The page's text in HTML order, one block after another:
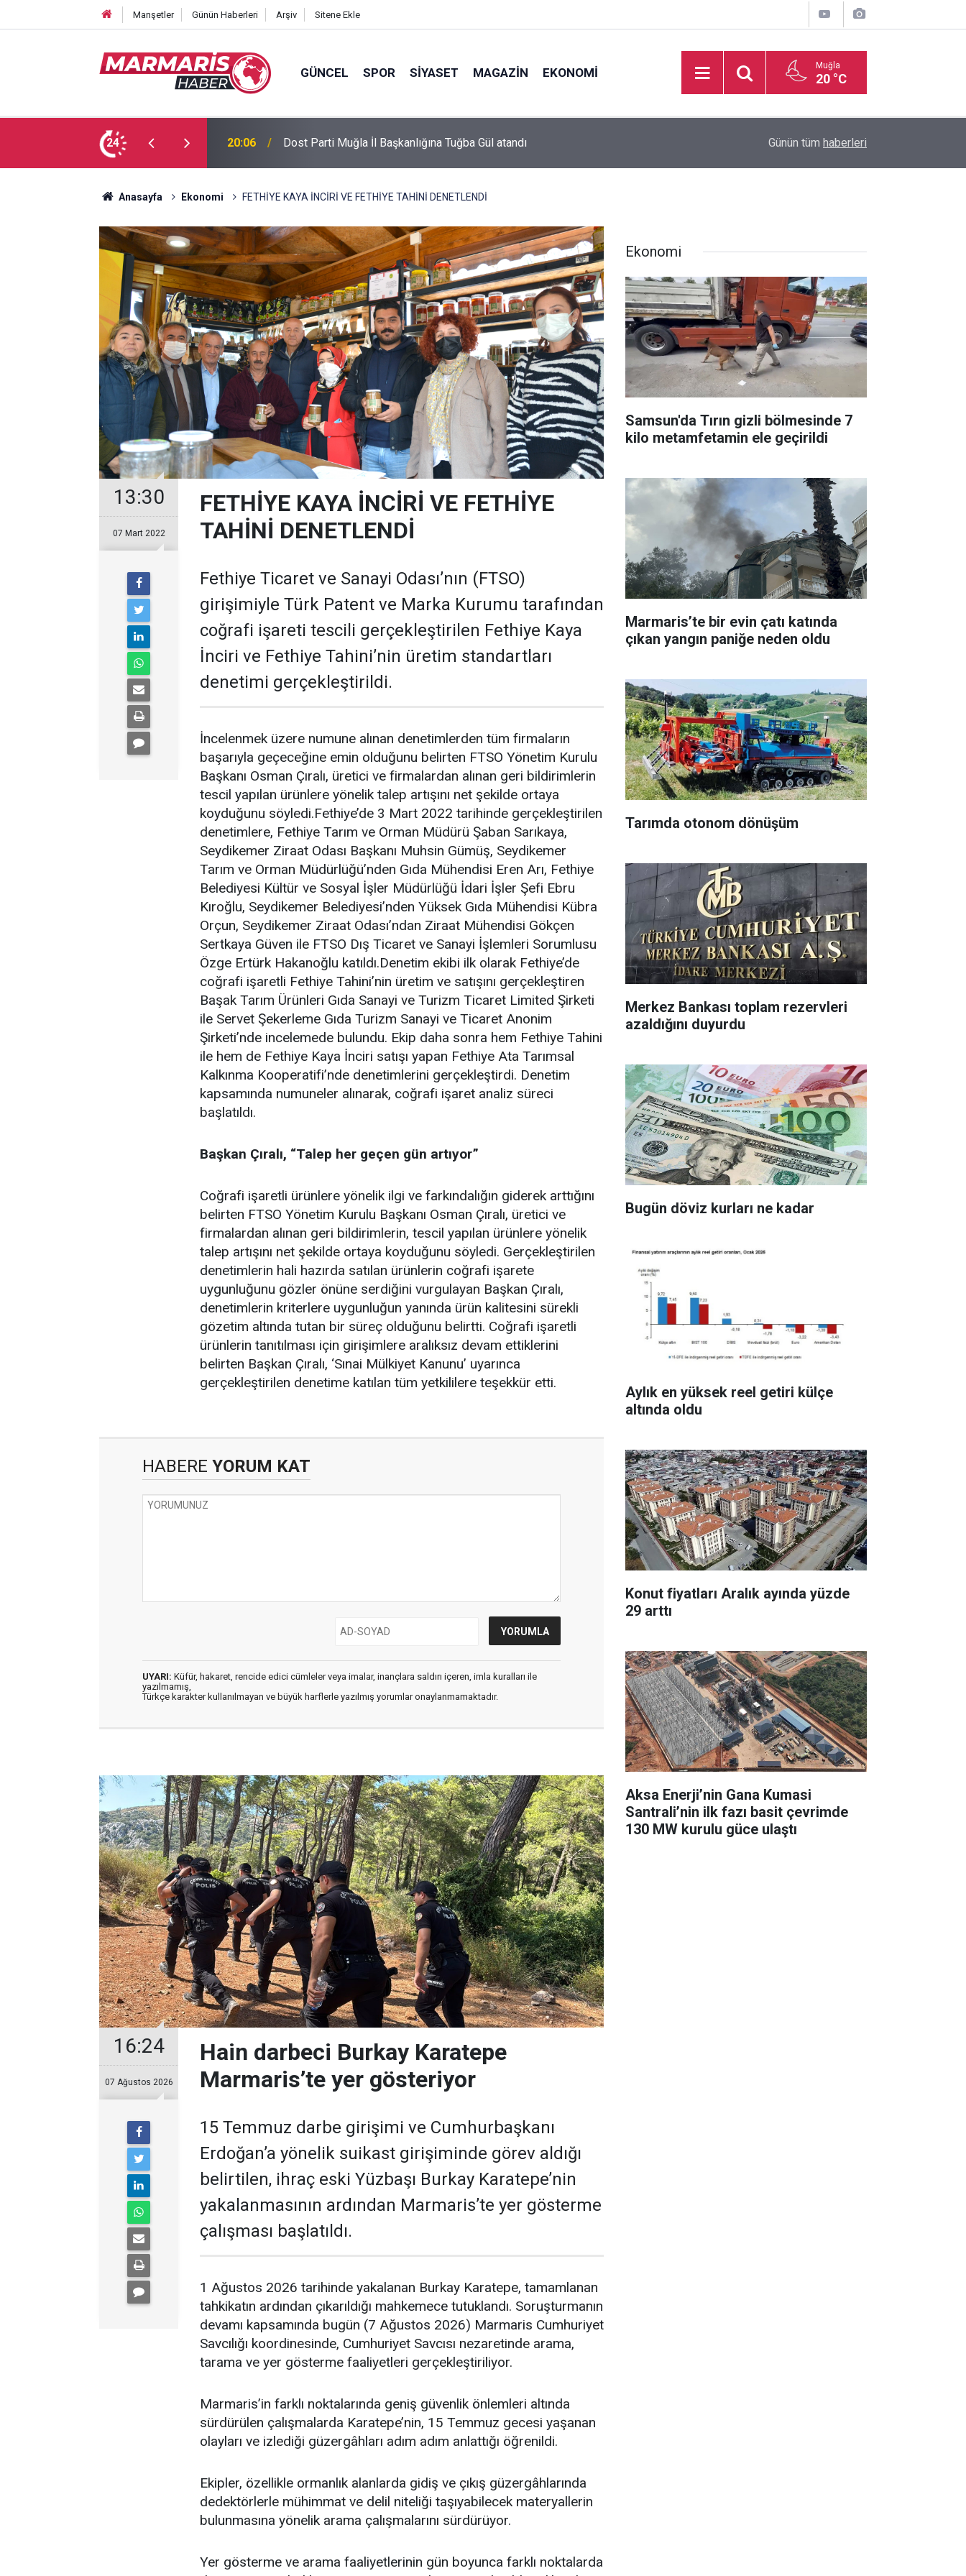
Manşetler Günün Haberleri Arşiv Sitene Ekle
GÜNCEL SPOR SIYASET MAGAZIN EKONOMI Muğla
20 °C
24 16:51 Bursaspor’da 2026-2027 sezonu forma numaraları açıklandı İşitme Engelliler Genç Kız Futsal Milli Takımı,
Günün tüm haberleri
Anasayfa Ekonomi FETHİYE KAYA İNCİRİ VE FETHİYE TAHİNİ DENETLENDİ
13:30
07 Mart 2022
FETHİYE KAYA İNCİRİ VE FETHİYE
TAHİNİ DENETLENDİ
Fethiye Ticaret ve Sanayi Odası’nın (FTSO)
girişimiyle Türk Patent ve Marka Kurumu tarafından
coğrafi işareti tescili gerçekleştirilen Fethiye Kaya
İnciri ve Fethiye Tahini’nin üretim standartları
denetimi gerçekleştirildi.
İncelenmek üzere numune alınan denetimlerden tüm firmaların
başarıyla geçeceğine emin olduğunu belirten FTSO Yönetim Kurulu
Başkanı Osman Çıralı, üretici ve firmalardan alınan geri bildirimlerin
tescil yapılan ürünlere yönelik talep artışını net şekilde ortaya
koyduğunu söyledi.Fethiye’de 3 Mart 2022 tarihinde gerçekleştirilen
denetimlere, Fethiye Tarım ve Orman Müdürü Şaban Sarıkaya,
Seydikemer Ziraat Odası Başkanı Muhsin Gümüş, Seydikemer
Tarım ve Orman Müdürlüğü’nden Gıda Mühendisi Eren Arı, Fethiye
Belediyesi Kültür ve Sosyal İşler Müdürlüğü İdari İşler Şefi Ebru
Kıroğlu, Seydikemer Belediyesi’nden Yüksek Gıda Mühendisi Kübra
Orçun, Seydikemer Ziraat Odası’ndan Ziraat Mühendisi Gökçen
Sertkaya Güven ile FTSO Dış Ticaret ve Sanayi İşlemleri Sorumlusu
Özge Ertürk Hakanoğlu katıldı.Denetim ekibi ilk olarak Fethiye’de
coğrafi işaretli Fethiye Tahini’nin üretim ve satışını gerçekleştiren
Başak Tarım Ürünleri Gıda Sanayi ve Turizm Ticaret Limited Şirketi
ile Servet Şekerleme Gıda Turizm Sanayi ve Ticaret Anonim
Şirketi’nde incelemede bulundu. Ekip daha sonra hem Fethiye Tahini
ile hem de Fethiye Kaya İnciri satışı yapan Fethiye Ata Tarımsal
Kalkınma Kooperatifi’nde denetimlerini gerçekleştirdi. Denetim
kapsamında numuneler alınarak, coğrafi işaret analiz süreci
başlatıldı.
Başkan Çıralı, “Talep her geçen gün artıyor”
Coğrafi işaretli ürünlere yönelik ilgi ve farkındalığın giderek arttığını
belirten FTSO Yönetim Kurulu Başkanı Osman Çıralı, üretici ve
firmalardan alınan geri bildirimlerin, tescil yapılan ürünlere yönelik
talep artışını net şekilde ortaya koyduğunu söyledi. Gerçekleştirilen
denetimlerin hali hazırda satılan ürünlerin coğrafi işarete
uygunluğunu gözler önüne serdiğini vurgulayan Başkan Çıralı,
denetimlerin kriterlere uygunluğun yanında ürün kalitesini sürekli
gözetim altında tutan bir süreç olduğunu belirtti. Coğrafi işaretli
ürünlerin tanıtılması için girişimlere aralıksız devam ettiklerini
belirten Başkan Çıralı, ‘Sınai Mülkiyet Kanunu’ uyarınca
gerçekleştirilen denetime katılan tüm yetkililere teşekkür etti.
HABERE YORUM KAT
UYARI: Küfür, hakaret, rencide edici cümleler veya imalar, inançlara saldırı içeren, imla kuralları ile
yazılmamış,
Türkçe karakter kullanılmayan ve büyük harflerle yazılmış yorumlar onaylanmamaktadır.
16:24
07 Ağustos 2026
Hain darbeci Burkay Karatepe
Marmaris’te yer gösteriyor
15 Temmuz darbe girişimi ve Cumhurbaşkanı
Erdoğan’a yönelik suikast girişiminde görev aldığı
belirtilen, ihraç eski Yüzbaşı Burkay Karatepe’nin
yakalanmasının ardından Marmaris’te yer gösterme
çalışması başlatıldı.
1 Ağustos 2026 tarihinde yakalanan Burkay Karatepe, tamamlanan
tahkikatın ardından çıkarıldığı mahkemece tutuklandı. Soruşturmanın
devamı kapsamında bugün (7 Ağustos 2026) Marmaris Cumhuriyet
Savcılığı koordinesinde, Cumhuriyet Savcısı nezaretinde arama,
tarama ve yer gösterme faaliyetleri gerçekleştiriliyor.
Marmaris’in farklı noktalarında geniş güvenlik önlemleri altında
sürdürülen çalışmalarda Karatepe’nin, 15 Temmuz gecesi yaşanan
olayları ve izlediği güzergâhları adım adım anlattığı öğrenildi.
Ekipler, özellikle ormanlık alanlarda gidiş ve çıkış güzergâhlarında
dedektörlerle mühimmat ve delil niteliği taşıyabilecek materyallerin
bulunmasına yönelik arama çalışmalarını sürdürüyor.
Yer gösterme ve arama faaliyetlerinin gün boyunca farklı noktalarda
Ekonomi
Samsun'da Tırın gizli bölmesinde 7
kilo metamfetamin ele geçirildi
Marmaris’te bir evin çatı katında
çıkan yangın paniğe neden oldu
Tarımda otonom dönüşüm
Merkez Bankası toplam rezervleri
azaldığını duyurdu
Bugün döviz kurları ne kadar
Aylık en yüksek reel getiri külçe
altında oldu
Konut fiyatları Aralık ayında yüzde
29 arttı
Aksa Enerji’nin Gana Kumasi
Santrali’nin ilk fazı basit çevrimde
130 MW kurulu güce ulaştı